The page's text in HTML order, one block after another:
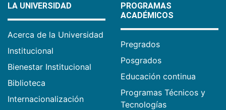
LA UNIVERSIDAD
Acerca de la Universidad
Institucional
Bienestar Institucional
Biblioteca
Internacionalización
PROGRAMAS
ACADÉMICOS
Pregrados
Posgrados
Educación continua
Programas Técnicos y
Tecnologías